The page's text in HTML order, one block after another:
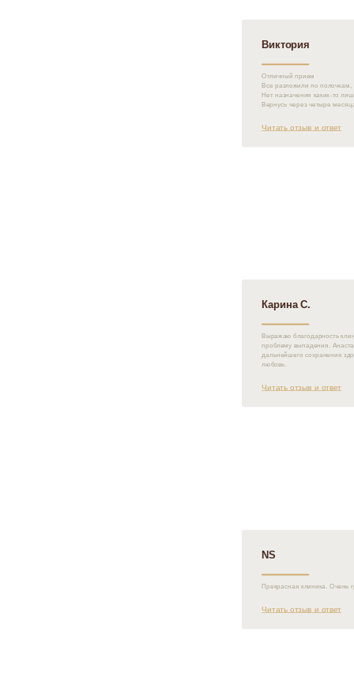
Виктория
Отличный прием
Все разложили по полочкам,
Нет назначения каких-то
Вернусь через четыре
Читать отзыв и ответ
Карина С.
Выражаю благодарность
проблему выпадения.
дальнейшего сохранения
любовь.
Читать отзыв и ответ
NS
Прекрасная клиника. Очень
Читать отзыв и ответ